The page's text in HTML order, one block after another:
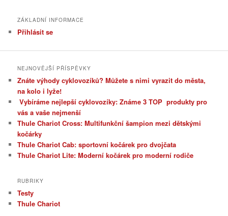
ZÁKLADNÍ INFORMACE
Přihlásit se
NEJNOVĚJŠÍ PŘÍSPĚVKY
Znáte výhody cyklovozíků? Můžete s nimi vyrazit do města,
na kolo i lyže!
Vybíráme nejlepší cyklovozíky: Známe 3 TOP produkty pro
vás a vaše nejmenší
Thule Chariot Cross: Multifunkční šampion mezi dětskými
kočárky
Thule Chariot Cab: sportovní kočárek pro dvojčata
Thule Chariot Lite: Moderní kočárek pro moderní rodiče
RUBRIKY
Testy
Thule Chariot